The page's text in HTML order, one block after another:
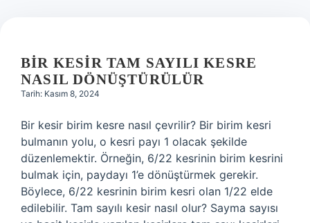
BIR KESIR TAM SAYILI KESRE
NASIL DÖNÜŞTÜRÜLÜR
Tarih: Kasım 8, 2024
Bir kesir birim kesre nasıl çevrilir? Bir birim kesri
bulmanın yolu, o kesri payı 1 olacak şekilde
düzenlemektir. Örneğin, 6/22 kesrinin birim kesrini
bulmak için, paydayı 1’e dönüştürmek gerekir.
Böylece, 6/22 kesrinin birim kesri olan 1/22 elde
edilebilir. Tam sayılı kesir nasıl olur? Sayma sayısı